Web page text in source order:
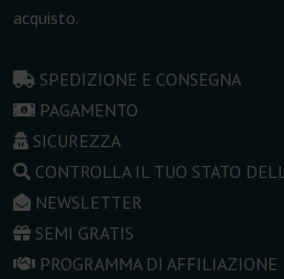
acquisto.
SPEDIZIONE E CONSEGNA
PAGAMENTO
SICUREZZA
CONTROLLA IL TUO STATO
NEWSLETTER
SEMI GRATIS
PROGRAMMA DI AFFILIAZIONE